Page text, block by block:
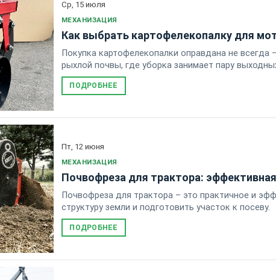
Ср, 15 июля
МЕХАНИЗАЦИЯ
Как выбрать картофелекопалку для
Покупка картофелекопалки оправдана не
рыхлой почвы, где уборка занимает пару
ПОДРОБНЕЕ
Пт, 12 июня
МЕХАНИЗАЦИЯ
Почвофреза для трактора:
Почвофреза для трактора – это практичное и
структуру земли и подготовить участок к посеву.
ПОДРОБНЕЕ